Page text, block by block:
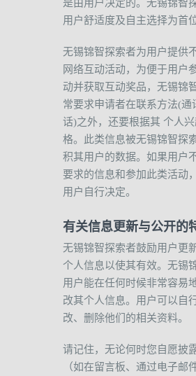
是由用户决定的。无锡锦智
用户舒适度及自主选择为首位
无锡锦智探索者为用户提供
网络互动活动，为便于用户
动并获取互动奖品，无锡锦
常要求申请者在联系方法(通
话)之外，还要根据其 个人
格。此类信息被无锡锦智探
积其用户的数据。如果用户
要求的信息和参加此类活动
用户自行决定。
有关信息更新与公开的
无锡锦智探索者鼓励用户更
个人信息以使其有效。无锡
用户能在任何时候非常容易
改其个人信息。用户可以自
改、删除他们的相关资料。
请记住，无论何时您自愿披
（如在留言板、通过电子邮